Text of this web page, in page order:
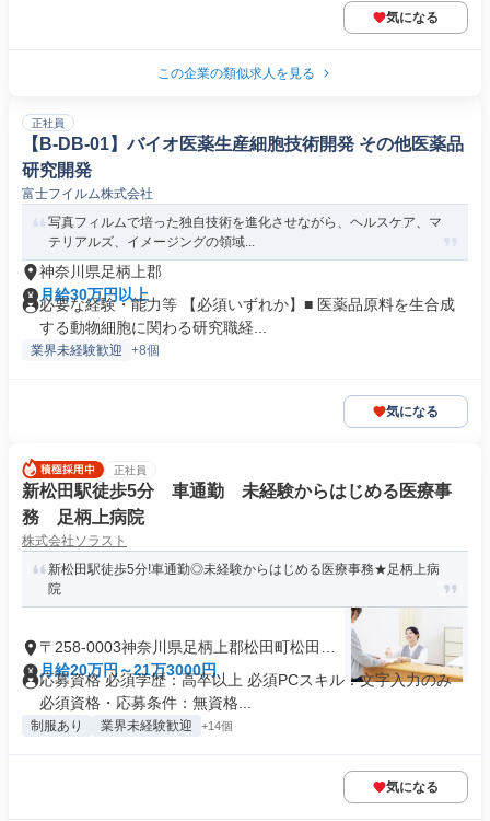
気になる
この企業の類似求人を見る
正社員
【B-DB-01】バイオ医薬生産細胞技術開発 その他医薬品
研究開発
富士フイルム株式会社
写真フィルムで培った独自技術を進化させながら、ヘルスケア、マ
テリアルズ、イメージングの領域...
神奈川県足柄上郡
月給30万円以上
必要な経験・能力等 【必須いずれか】■ 医薬品原料を生合成
する動物細胞に関わる研究職経...
業界未経験歓迎 +8個
気になる
正社員
新松田駅徒歩5分 車通勤 未経験からはじめる医療事
務 足柄上病院
株式会社ソラスト
新松田駅徒歩5分!車通勤◎未経験からはじめる医療事務★足柄上病
院
〒258-0003神奈川県足柄上郡松田町松田惣
領
月給20万円～21万3000円
応募資格 必須学歴：高卒以上 必須PCスキル：文字入力のみ
必須資格・応募条件：無資格...
制服あり 業界未経験歓迎 +14個
気になる